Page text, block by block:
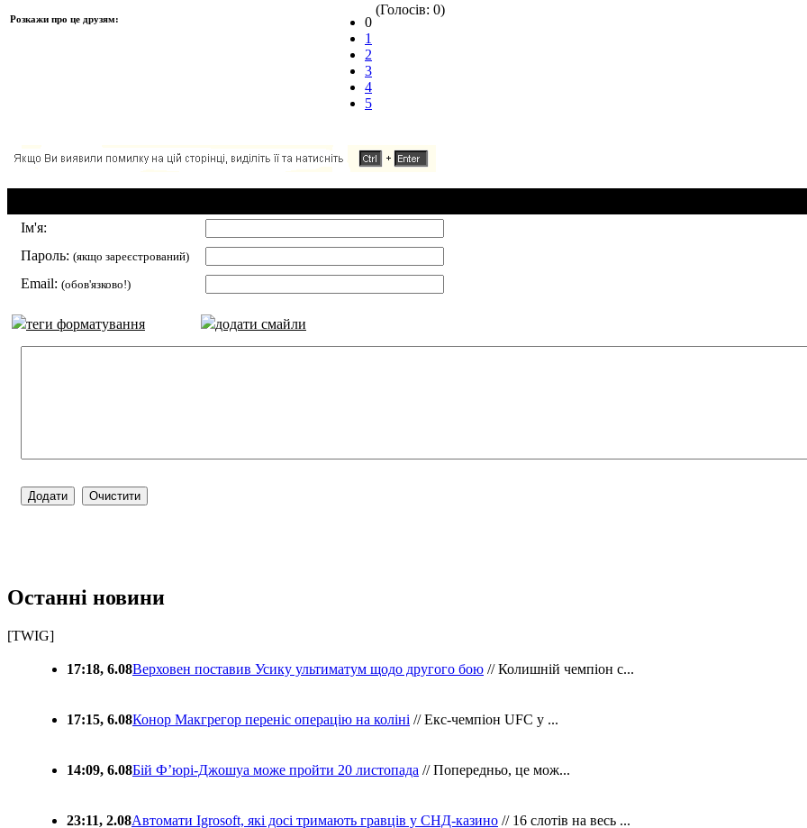
Розкажи про це друзям:
0
1
2
3
4
5
(Голосів: 0)
Ім'я:
Пароль: (якщо зареєстрований)
Email: (обов'язково!)
теги форматування додати смайли
Останні новини
[TWIG]
17:18, 6.08Верховен поставив Усику ультиматум щодо другого бою // Колишній чемпіон с...
17:15, 6.08Конор Макгрегор переніс операцію на коліні // Екс-чемпіон UFC у ...
14:09, 6.08Бій Ф’юрі-Джошуа може пройти 20 листопада // Попередньо, це мож...
23:11, 2.08Автомати Igrosoft, які досі тримають гравців у СНД-казино // 16 слотів на весь ...